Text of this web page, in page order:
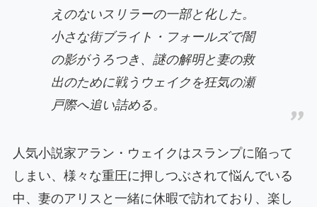
えのないスリラーの一部と化した。
小さな街ブライト・フォールズで闇
の影がうろつき、謎の解明と妻の救
出のために戦うウェイクを狂気の瀬
戸際へ追い詰める。
人気小説家アラン・ウェイクはスランプに陥って
しまい、様々な重圧に押しつぶされて悩んでいる
中、妻のアリスと一緒に休暇で訪れており、楽し